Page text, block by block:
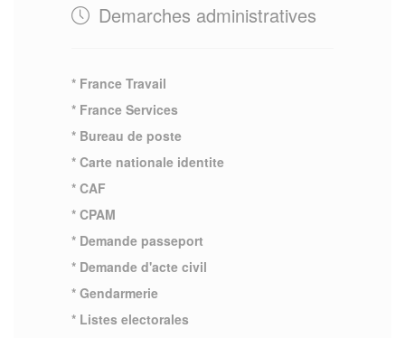
Demarches administratives
* France Travail
* France Services
* Bureau de poste
* Carte nationale identite
* CAF
* CPAM
* Demande passeport
* Demande d'acte civil
* Gendarmerie
* Listes electorales